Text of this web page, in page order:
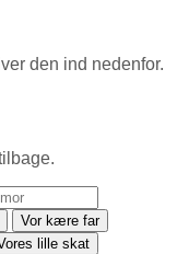
den ind nedenfor.
Vor kære far
lille skat